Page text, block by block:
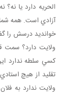
الحريه دارد يا
آزادي است. همه
خوانديد درسش را
ولايت دارد؟ سمت
کسي سلطه ندارد
تقليد از هيچ
ولايت ندارد به